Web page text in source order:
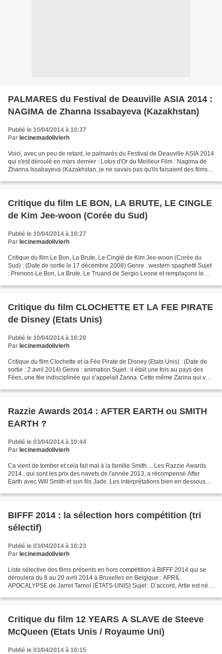
PALMARES du Festival de Deauville ASIA 2014 :
NAGIMA de Zhanna Issabayeva (Kazakhstan)
Publié le 10/04/2014 à 10:37
Par lecinemadolivierh
Voici, avec un peu de retard, le palmarès du Festival de Deauville ASIA 2014
qui s'est déroulé en mars dernier : Lotus d'Or du Meilleur Film : Nagima de
Zhanna Issabayeva (Kazakhstan, je ne savais pas qu'ils faisaient des films
Critique du film LE BON, LA BRUTE, LE CINGLE
de Kim Jee-woon (Corée du Sud)
Publié le 10/04/2014 à 10:27
Par lecinemadolivierh
Critique du film Le Bon, La Brute, Le Cinglé de Kim Jee-woon (Corée du
Sud) : (Date de sortie le 17 décembre 2008) Genre : western spaghetti Sujet
: Prenons Le Bon, La Brute, Le Truand de Sergio Leone et remplaçons le
Critique du film CLOCHETTE ET LA FEE PIRATE
de Disney (Etats Unis)
Publié le 10/04/2014 à 10:20
Par lecinemadolivierh
Critique du film Clochette et la Fée Pirate de Disney (Etats Unis) : (Date de
sortie : 2 avril 2014) Genre : animation Sujet : il était une fois au pays des
Fées, une fée indisciplinée qui s’appelait Zarina. Cette même Zarina qui va
Razzie Awards 2014 : AFTER EARTH ou SMITH
EARTH ?
Publié le 03/04/2014 à 10:44
Par lecinemadolivierh
Ca vient de tomber et cela fait mal à la famille Smith ... Les Razzie Awards
2014 , qui sont les prix des navets de l'année 2013, a récompensé After
Earth avec Will Smith et son fils Jade. Les interprétations bien en dessous
BIFFF 2014 : la sélection hors compétition (tri
sélectif)
Publié le 03/04/2014 à 10:23
Par lecinemadolivierh
Liste sélective des films présents en hors compétition à BIFFF 2014 qui se
déroulera du 8 au 20 avril 2014 à Bruxelles en Belgique : APRIL
APOCALYPSE de Jarret Tarnol (ÉTATS-UNIS) Sujet : D’accord, Artie est né
Critique du film 12 YEARS A SLAVE de Steeve
McQueen (Etats Unis / Royaume Uni)
Publié le 03/04/2014 à 10:15